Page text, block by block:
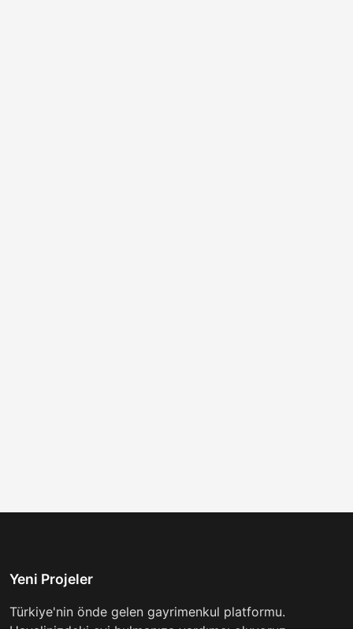
Yeni Projeler
Türkiye'nin önde gelen gayrimenkul platformu.